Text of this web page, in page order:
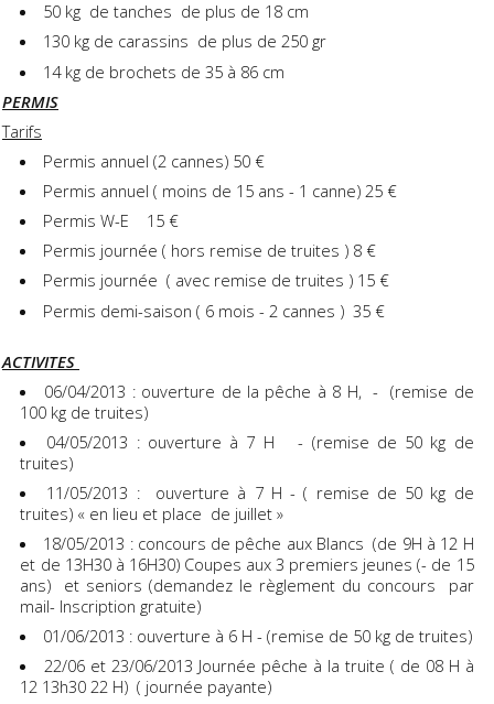
50 kg de tanches de plus de 18 cm
130 kg de carassins de plus de 250 gr
14 kg de brochets de 35 à 86 cm
PERMIS
Tarifs
Permis annuel (2 cannes) 50 €
Permis annuel ( moins de 15 ans - 1 canne) 25 €
Permis W-E 15 €
Permis journée ( hors remise de truites ) 8 €
Permis journée ( avec remise de truites ) 15 €
Permis demi-saison ( 6 mois - 2 cannes ) 35 €
ACTIVITES
06/04/2013 : ouverture de la pêche à 8 H, - (remise de
100 kg de truites)
04/05/2013 : ouverture à 7 H - (remise de 50 kg de
truites)
11/05/2013 : ouverture à 7 H - ( remise de 50 kg de
truites) « en lieu et place de juillet »
18/05/2013 : concours de pêche aux Blancs (de 9H à 12 H
et de 13H30 à 16H30) Coupes aux 3 premiers jeunes (- de 15
ans) et seniors (demandez le règlement du concours par
mail- Inscription gratuite)
01/06/2013 : ouverture à 6 H - (remise de 50 kg de truites)
22/06 et 23/06/2013 Journée pêche à la truite ( de 08 H à
12 13h30 22 H) ( journée payante)